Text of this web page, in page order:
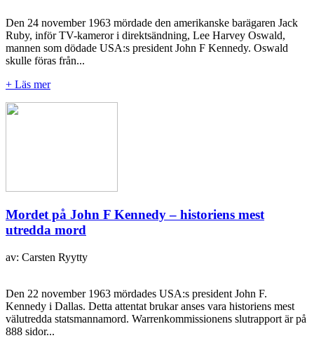
Den 24 november 1963 mördade den amerikanske barägaren Jack
Ruby, inför TV-kameror i direktsändning, Lee Harvey Oswald,
mannen som dödade USA:s president John F Kennedy. Oswald
skulle föras från...
+ Läs mer
Mordet på John F Kennedy – historiens mest
utredda mord
av: Carsten Ryytty
Den 22 november 1963 mördades USA:s president John F.
Kennedy i Dallas. Detta attentat brukar anses vara historiens mest
välutredda statsmannamord. Warrenkommissionens slutrapport är på
888 sidor...